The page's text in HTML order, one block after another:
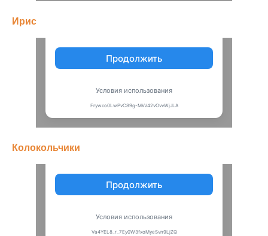
Ирис
Колокольчики